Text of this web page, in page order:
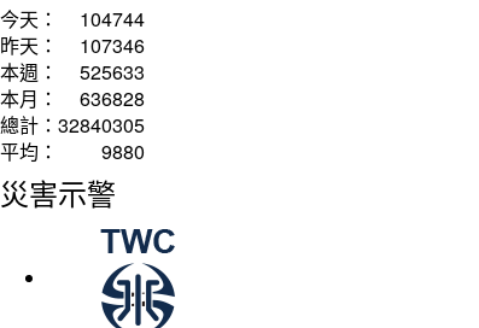
今天：
104744
昨天：
107346
本週：
525633
本月：
636828
總計： 32840305
平均：
9880
災害示警